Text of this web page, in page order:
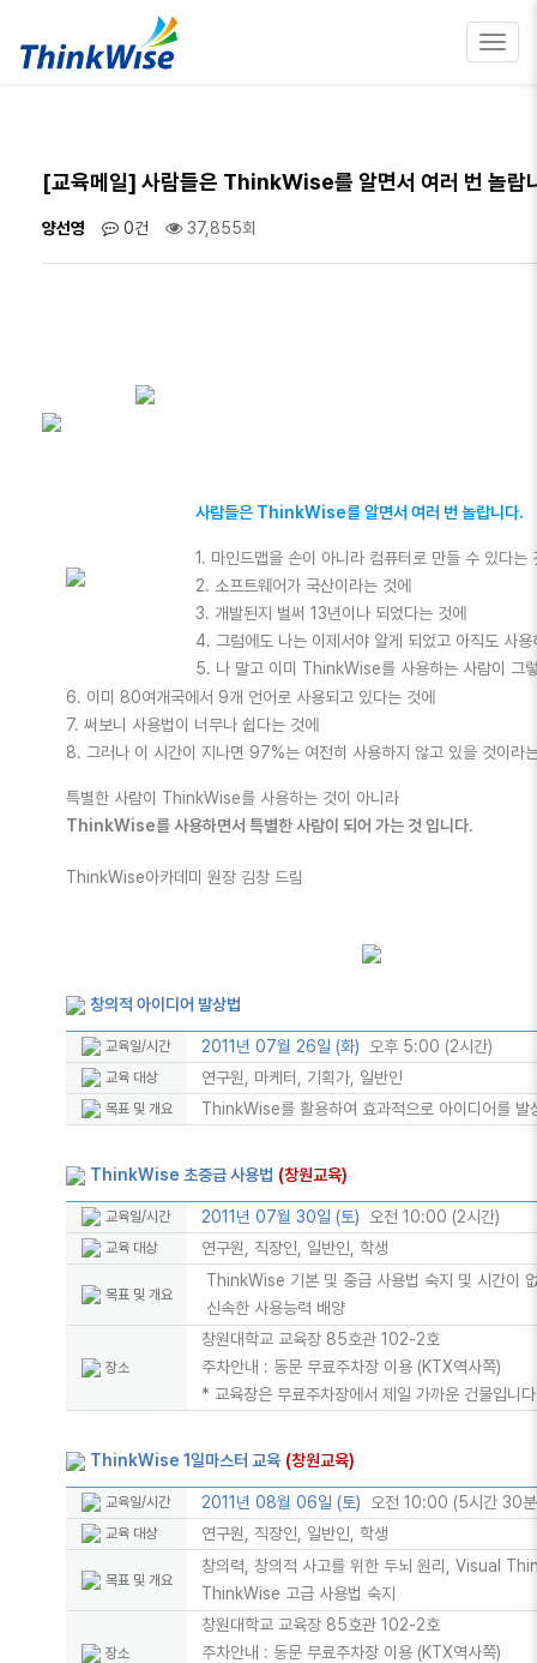
[교육메일] 사람들은 ThinkWise를 알면서 여러 번 놀랍
양선영 0건 37,855회
사람들은 ThinkWise를 알면서 여러 번 놀랍니다.
1. 마인드맵을 손이 아니라 컴퓨터로 만들 수 있다는
2. 소프트웨어가 국산이라는 것에
3. 개발된지 벌써 13년이나 되었다는 것에
4. 그럼에도 나는 이제서야 알게 되었고 아직도 사
5. 나 말고 이미 ThinkWise를 사용하는 사람이 그
6. 이미 80여개국에서 9개 언어로 사용되고 있다는 것에
7. 써보니 사용법이 너무나 쉽다는 것에
8. 그러나 이 시간이 지나면 97%는 여전히 사용하지 않고 있을 것이라
특별한 사람이 ThinkWise를 사용하는 것이 아니라
ThinkWise를 사용하면서 특별한 사람이 되어 가는 것 입니다.
ThinkWise아카데미 원장 김창 드림
창의적 아이디어 발상법
교육일/시간 2011년 07월 26일 (화) 오후 5:00 (2시간)
교육 대상 연구원, 마케터, 기획가, 일반인
목표 및 개요 ThinkWise를 활용하여 효과적으로 아이디어를 발
ThinkWise 초중급 사용법 (창원교육)
교육일/시간 2011년 07월 30일 (토) 오전 10:00 (2시간)
교육 대상 연구원, 직장인, 일반인, 학생
목표 및 개요
ThinkWise 기본 및 중급 사용법 숙지 및 시간이
신속한 사용능력 배양
장소
창원대학교 교육장 85호관 102-2호
주차안내 : 동문 무료주차장 이용 (KTX역사쪽)
* 교육장은 무료주차장에서 제일 가까운 건물입니다
ThinkWise 1일마스터 교육 (창원교육)
교육일/시간 2011년 08월 06일 (토) 오전 10:00 (5시간 30
교육 대상 연구원, 직장인, 일반인, 학생
목표 및 개요
창의력, 창의적 사고를 위한 두뇌 원리, Visual
ThinkWise 고급 사용법 숙지
장소
창원대학교 교육장 85호관 102-2호
주차안내 : 동문 무료주차장 이용 (KTX역사쪽)